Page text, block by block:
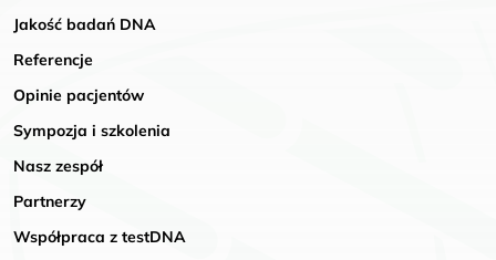
Jakość badań DNA
Referencje
Opinie pacjentów
Sympozja i szkolenia
Nasz zespół
Partnerzy
Współpraca z testDNA